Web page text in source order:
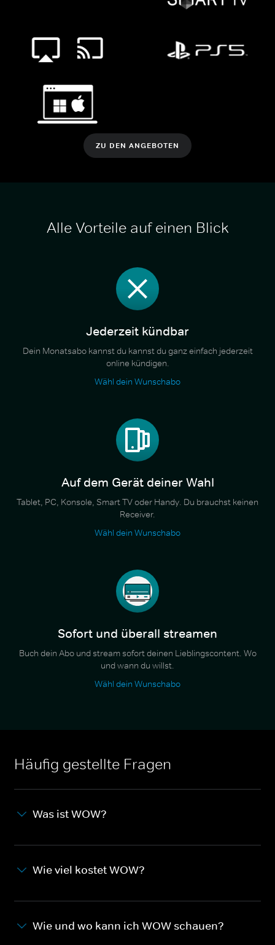
ZU DEN ANGEBOTEN
Alle Vorteile auf einen Blick
Jederzeit kündbar
Dein Monatsabo kannst du kannst du ganz einfach jederzeit
online kündigen.
Wähl dein Wunschabo
Auf dem Gerät deiner Wahl
Tablet, PC, Konsole, Smart TV oder Handy. Du brauchst keinen
Receiver.
Wähl dein Wunschabo
Sofort und überall streamen
Buch dein Abo und stream sofort deinen Lieblingscontent. Wo
und wann du willst.
Wähl dein Wunschabo
Häufig gestellte Fragen
Was ist WOW?
Wie viel kostet WOW?
Wie und wo kann ich WOW schauen?